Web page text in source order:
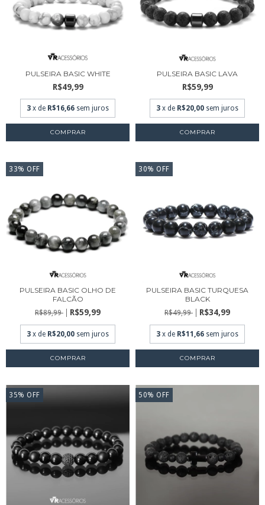
PULSEIRA BASIC WHITE
R$49,99
3 x de R$16,66 sem juros
COMPRAR
PULSEIRA BASIC LAVA
R$59,99
3 x de R$20,00 sem juros
COMPRAR
33% OFF
PULSEIRA BASIC OLHO DE
FALCÃO
R$89,99 R$59,99
3 x de R$20,00 sem juros
COMPRAR
30% OFF
PULSEIRA BASIC TURQUESA
BLACK
R$49,99 R$34,99
3 x de R$11,66 sem juros
COMPRAR
35% OFF 50% OFF